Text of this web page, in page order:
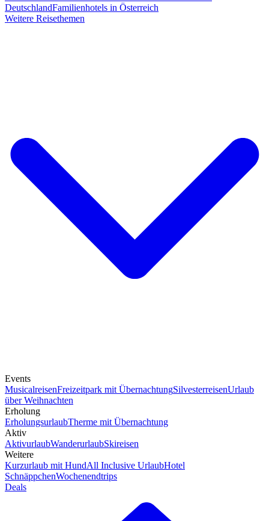
DeutschlandFamilienhotels in Österreich
Weitere Reisethemen
Events
MusicalreisenFreizeitpark mit ÜbernachtungSilvesterreisenUrlaub
über Weihnachten
Erholung
ErholungsurlaubTherme mit Übernachtung
Aktiv
AktivurlaubWanderurlaubSkireisen
Weitere
Kurzurlaub mit HundAll Inclusive UrlaubHotel
SchnäppchenWochenendtrips
Deals